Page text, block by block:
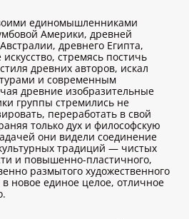
единомышленниками
Америки, древней
древнего Египта,
стремясь постичь
древних авторов, искал
и современным
древние изобразительные
группы стремились не
переработать в свой
только дух и философскую
они видели соединение
традиций — чистых
и повышенно-пластичного,
размытого художественного
в новое единое целое, отличное